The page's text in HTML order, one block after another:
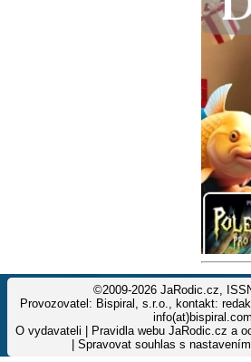
©2009-2026 JaRodic.cz,
Provozovatel: Bispiral, s.r.o., kontakt:
info(at)bispiral.com
O vydavateli
Pravidla webu JaRodic.cz a
Spravovat souhlas s